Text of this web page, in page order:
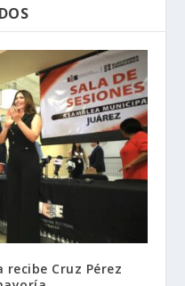
Cruz Pérez